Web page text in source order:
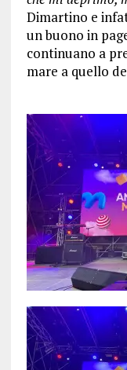
Dimartino e
un buono in
continuano a
mare a quello